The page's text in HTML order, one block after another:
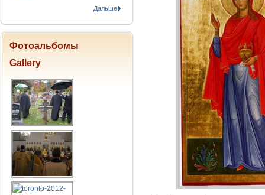
Дальше
Фотоальбомы
Gallery